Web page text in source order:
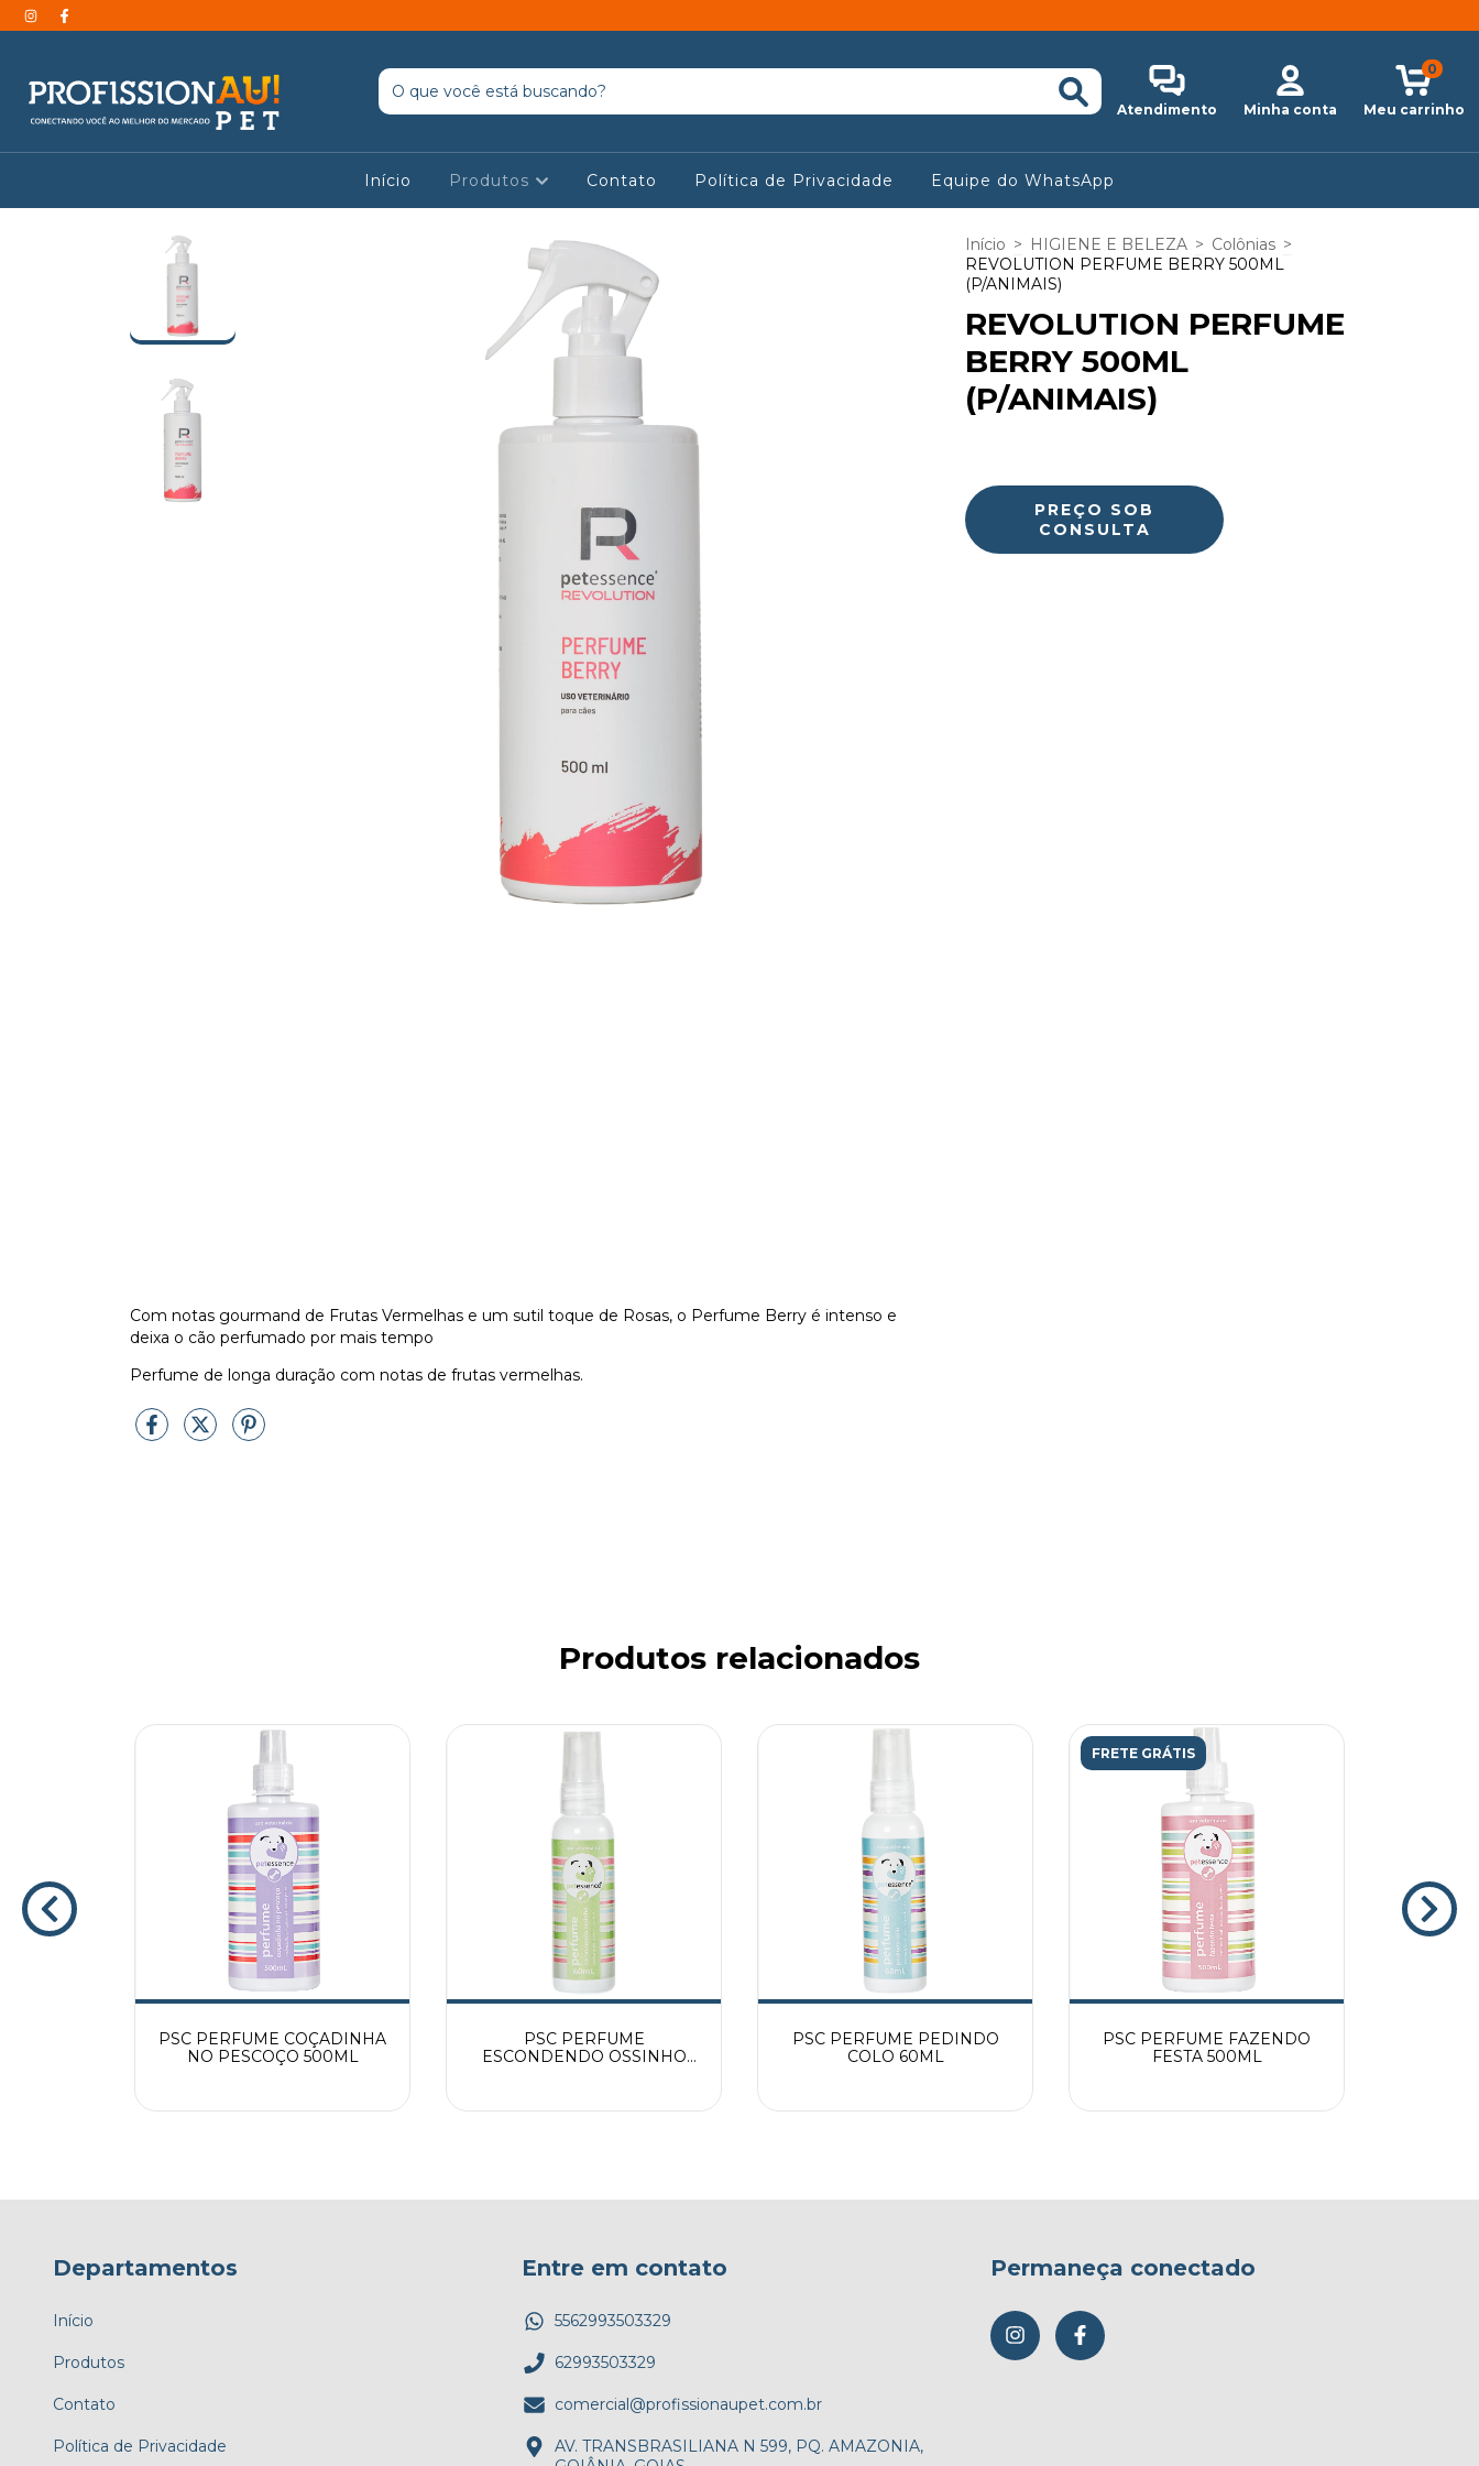
Atendimento Minha conta Meu carrinho
0
Início Produtos Contato Política de Privacidade Equipe do WhatsApp
Com notas gourmand de Frutas Vermelhas e um sutil toque de Rosas, o Perfume Berry é intenso e
deixa o cão perfumado por mais tempo
Perfume de longa duração com notas de frutas vermelhas.
Início > HIGIENE E BELEZA > Colônias >
REVOLUTION PERFUME BERRY 500ML
(P/ANIMAIS)
REVOLUTION PERFUME
BERRY 500ML
(P/ANIMAIS)
Produtos relacionados
PSC PERFUME COÇADINHA
NO PESCOÇO 500ML
PSC PERFUME
ESCONDENDO OSSINHO
PSC PERFUME PEDINDO
COLO 60ML
FRETE GRÁTIS
PSC PERFUME FAZENDO
FESTA 500ML
Departamentos
Início
Produtos
Contato
Política de Privacidade
Entre em contato
5562993503329
62993503329
comercial@profissionaupet.com.br
AV. TRANSBRASILIANA N 599, PQ. AMAZONIA,
Permaneça conectado